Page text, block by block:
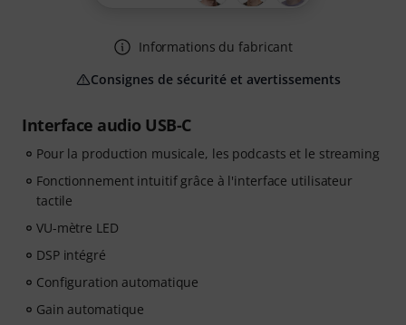
Interface audio USB-C
Pour la production musicale, les podcasts et le streaming
Fonctionnement intuitif grâce à l'interface utilisateur
tactile
VU-mètre LED
DSP intégré
Configuration automatique
Gain automatique
Informations du fabricant
Consignes de sécurité et avertissements